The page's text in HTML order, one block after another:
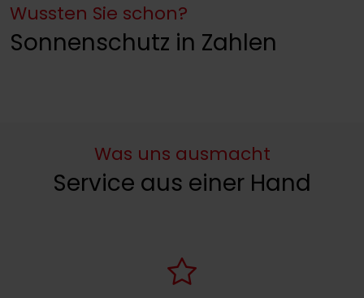
Wussten Sie schon?
Sonnenschutz in Zahlen
Was uns ausmacht
Service aus einer Hand